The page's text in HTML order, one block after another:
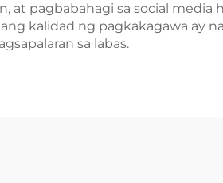
pagbabahagi sa social media
kalidad ng pagkakagawa ay
sa labas.